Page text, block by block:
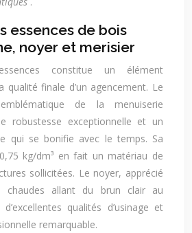
essences de bois
noyer et merisier
constitue un élément
qualité finale d’un agencement. Le
de la menuiserie
robustesse exceptionnelle et un
qui se bonifie avec le temps. Sa
kg/dm³ en fait un matériau de
sollicitées. Le noyer, apprécié
chaudes allant du brun clair au
qualités d’usinage et
remarquable.